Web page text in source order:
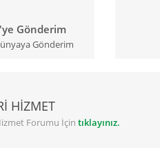
Gönderim
Gönderim
HİZMET
Forumu İçin tıklayınız.